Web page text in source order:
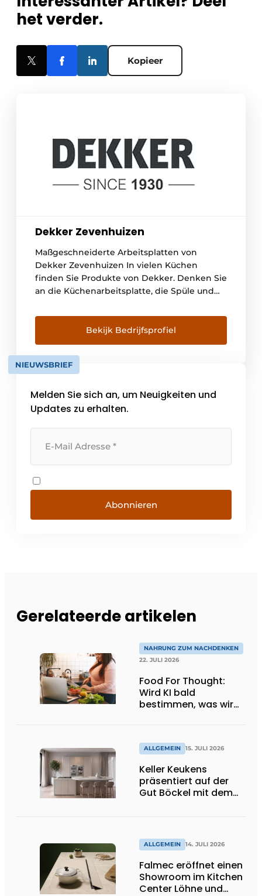
het verder.
Kopieer
Dekker Zevenhuizen
Maßgeschneiderte Arbeitsplatten von
Dekker Zevenhuizen In vielen Küchen
finden Sie Produkte von Dekker. Denken Sie
an die Küchenarbeitsplatte, die Spüle und
Dekker auch maßgeschneiderte
Waschbecken und Badezimmermöbel.
Dekker Zevenhuizen ist ein echtes
Familienunternehmen, und Kontinuität ist
unser wichtigstes Ziel. Deshalb ist die soziale
eine Selbstverständlichkeit. Wir sind nicht
auf [...]
Bekijk Bedrijfsprofiel
NIEUWSBRIEF
Melden Sie sich an, um Neuigkeiten und
Updates zu erhalten.
Abonnieren
Gerelateerde artikelen
NAHRUNG ZUM NACHDENKEN
22. JULI 2026
Food For Thought:
Wird KI bald
bestimmen, was wir
dich!
ALLGEMEIN 15. JULI 2026
Keller Keukens
präsentiert auf der
Gut Böckel mit dem
ALLGEMEIN 14. JULI 2026
Falmec eröffnet einen
Showroom im Kitchen
Center Löhne und